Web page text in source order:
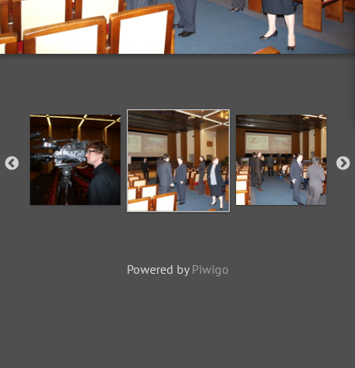
Powered by Piwigo